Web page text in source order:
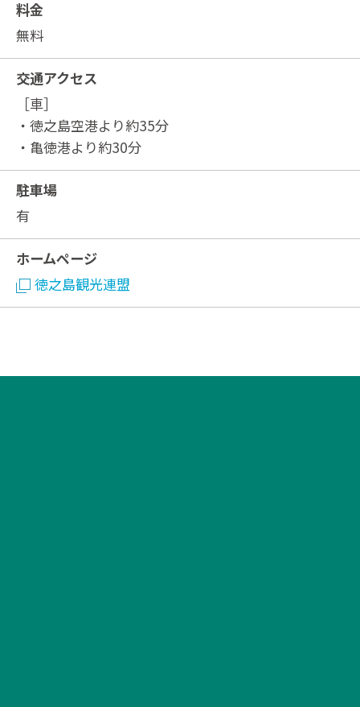
料金
無料
交通アクセス
［車］
・徳之島空港より約35分
・亀徳港より約30分
駐車場
有
ホームページ
徳之島観光連盟